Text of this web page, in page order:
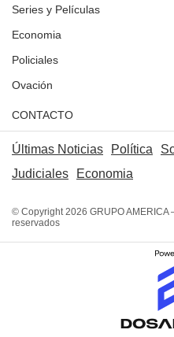
Series y Películas
Economia
Policiales
Ovación
CONTACTO
Últimas Noticias Política
Judiciales
Economia
© Copyright 2026 GRUPO AMERICA
reservados